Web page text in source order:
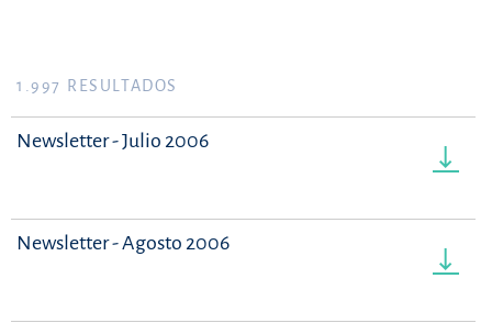
1.997 RESULTADOS
Newsletter - Julio 2006
Newsletter - Agosto 2006